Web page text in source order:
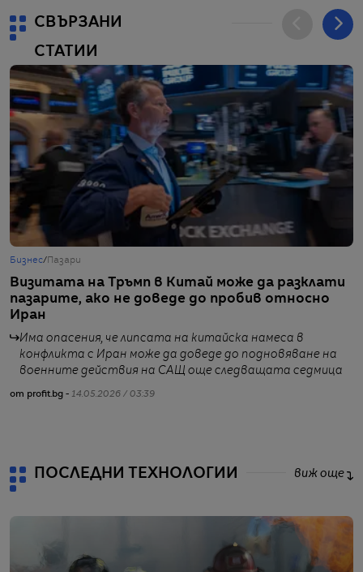
СВЪРЗАНИ
СТАТИИ
Бизнес/ Пазари
Визитата на Тръмп в Китай може да разклати
пазарите, ако не доведе до пробив относно
Иран
Има опасения, че липсата на китайска намеса в
конфликта с Иран може да доведе до подновяване на
военните действия на САЩ още следващата седмица
от profit.bg - 14.05.2026 / 03:39
ПОСЛЕДНИ ТЕХНОЛОГИИ виж още